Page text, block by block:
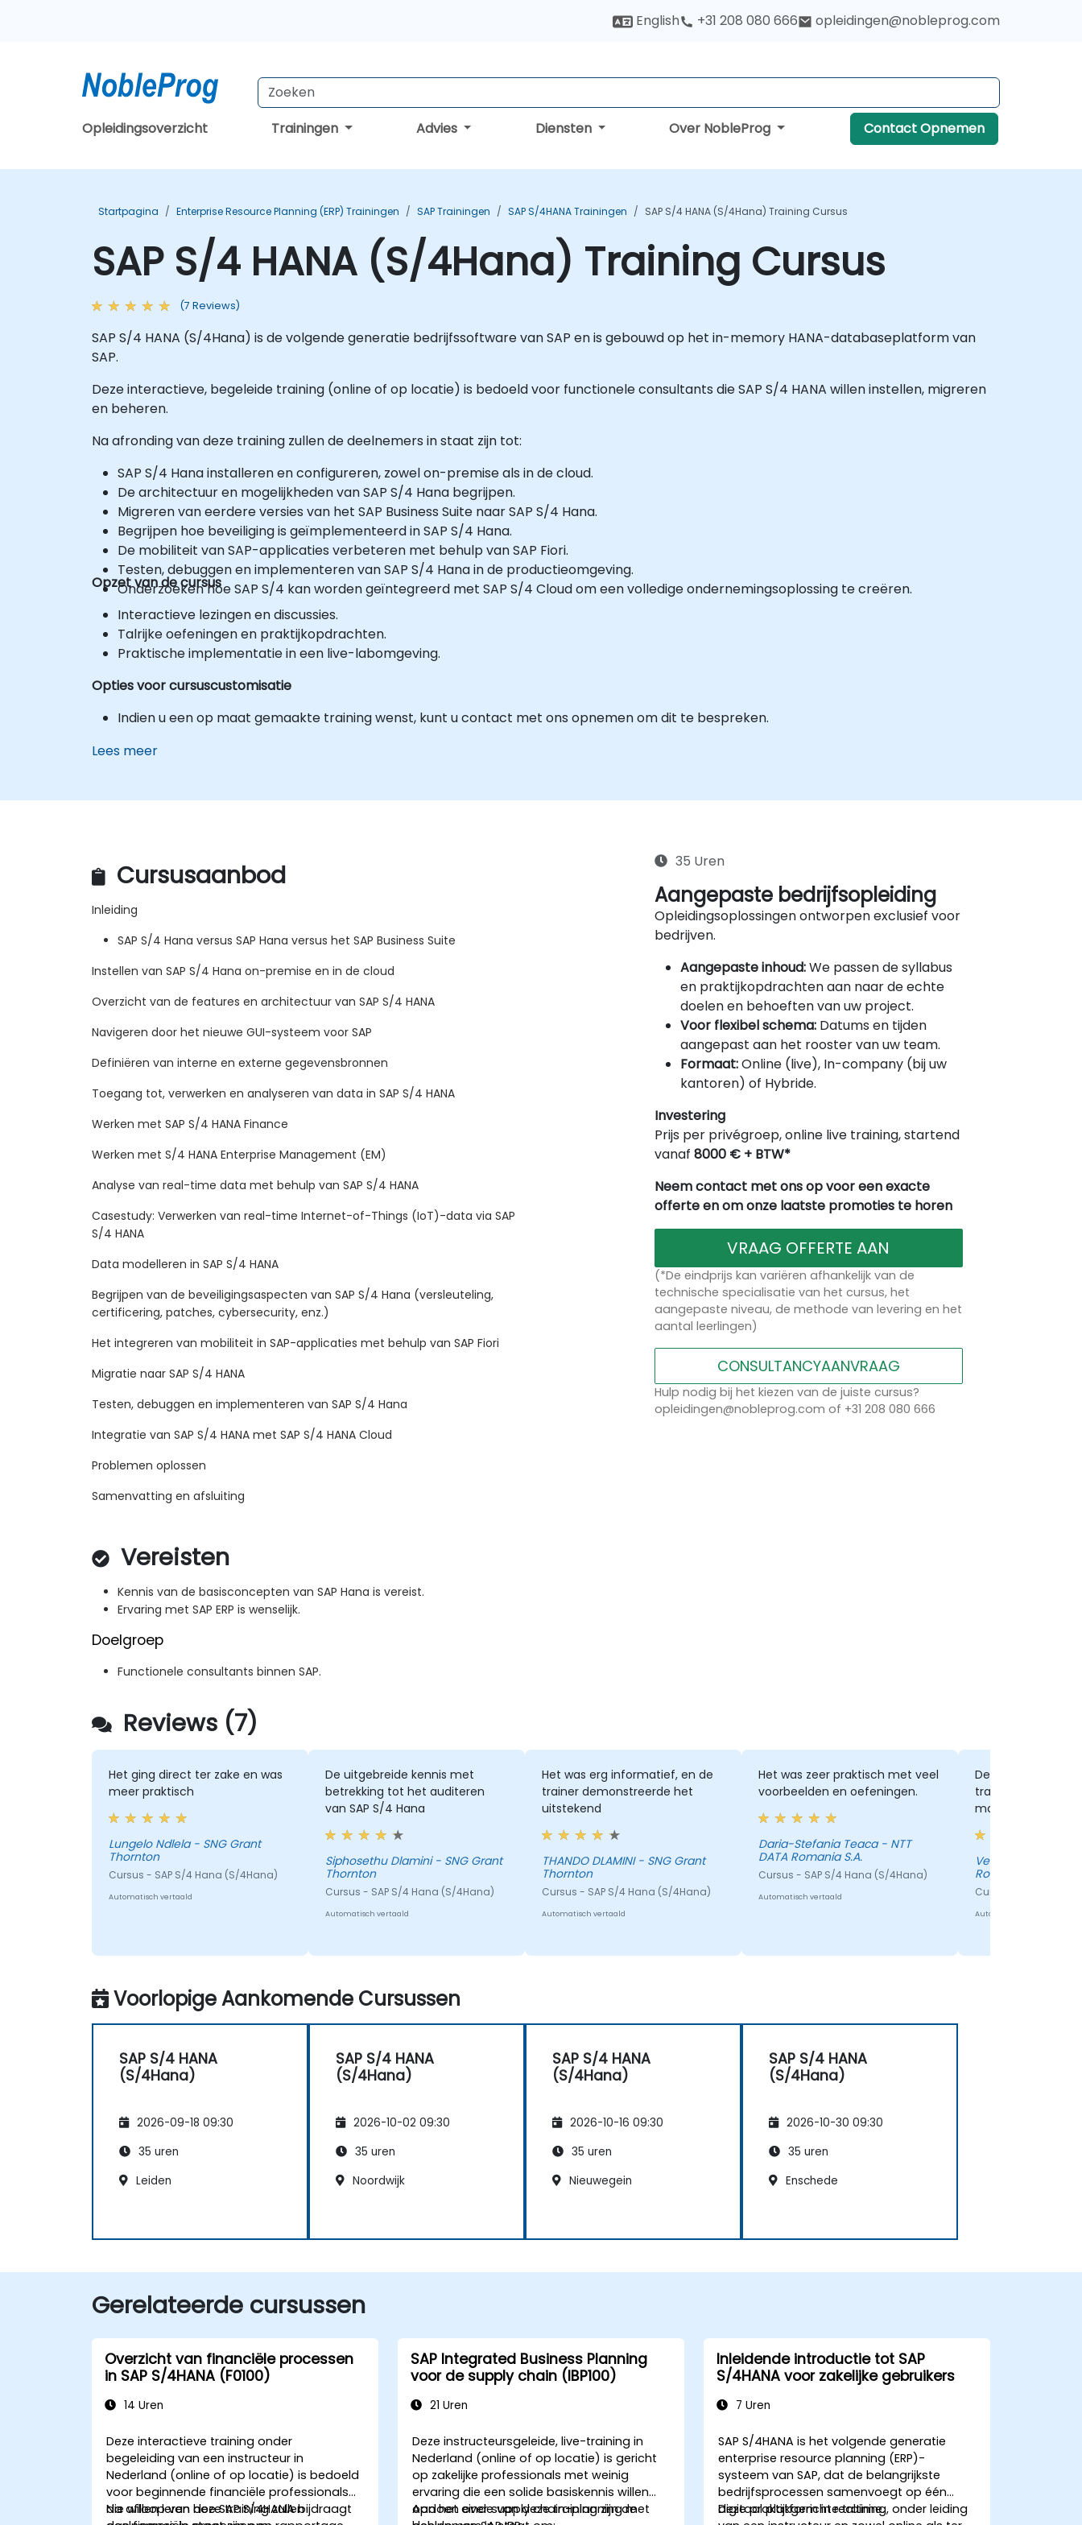
English +31 208 080 666 opleidingen@nobleprog.com
Opleidingsoverzicht Trainingen Advies Diensten Over NobleProg Contact Opnemen
Startpagina Enterprise Resource Planning (ERP) Trainingen SAP Trainingen SAP S/4HANA Trainingen SAP S/4 HANA (S/4Hana) Training Cursus
SAP S/4 HANA (S/4Hana) Training Cursus
(7 Reviews)
SAP S/4 HANA (S/4Hana) is de volgende generatie bedrijfssoftware van SAP en is gebouwd op het in-memory HANA-databaseplatform van
SAP.
Deze interactieve, begeleide training (online of op locatie) is bedoeld voor functionele consultants die SAP S/4 HANA willen instellen, migreren
en beheren.
Na afronding van deze training zullen de deelnemers in staat zijn tot:
SAP S/4 Hana installeren en configureren, zowel on-premise als in de cloud.
De architectuur en mogelijkheden van SAP S/4 Hana begrijpen.
Migreren van eerdere versies van het SAP Business Suite naar SAP S/4 Hana.
Begrijpen hoe beveiliging is geïmplementeerd in SAP S/4 Hana.
De mobiliteit van SAP-applicaties verbeteren met behulp van SAP Fiori.
Testen, debuggen en implementeren van SAP S/4 Hana in de productieomgeving.
Onderzoeken hoe SAP S/4 kan worden geïntegreerd met SAP S/4 Cloud om een volledige ondernemingsoplossing te creëren.
Opzet van de cursus
Interactieve lezingen en discussies.
Talrijke oefeningen en praktijkopdrachten.
Praktische implementatie in een live-labomgeving.
Opties voor cursuscustomisatie
Indien u een op maat gemaakte training wenst, kunt u contact met ons opnemen om dit te bespreken.
Lees meer
Cursusaanbod
Inleiding
SAP S/4 Hana versus SAP Hana versus het SAP Business Suite
Instellen van SAP S/4 Hana on-premise en in de cloud
Overzicht van de features en architectuur van SAP S/4 HANA
Navigeren door het nieuwe GUI-systeem voor SAP
Definiëren van interne en externe gegevensbronnen
Toegang tot, verwerken en analyseren van data in SAP S/4 HANA
Werken met SAP S/4 HANA Finance
Werken met S/4 HANA Enterprise Management (EM)
Analyse van real-time data met behulp van SAP S/4 HANA
Casestudy: Verwerken van real-time Internet-of-Things (IoT)-data via SAP
S/4 HANA
Data modelleren in SAP S/4 HANA
Begrijpen van de beveiligingsaspecten van SAP S/4 Hana (versleuteling,
certificering, patches, cybersecurity, enz.)
Het integreren van mobiliteit in SAP-applicaties met behulp van SAP Fiori
Migratie naar SAP S/4 HANA
Testen, debuggen en implementeren van SAP S/4 Hana
Integratie van SAP S/4 HANA met SAP S/4 HANA Cloud
Problemen oplossen
Samenvatting en afsluiting
Vereisten
Kennis van de basisconcepten van SAP Hana is vereist.
Ervaring met SAP ERP is wenselijk.
Doelgroep
Functionele consultants binnen SAP.
35 Uren
Aangepaste bedrijfsopleiding
Opleidingsoplossingen ontworpen exclusief voor
bedrijven.
Aangepaste inhoud:We passen de syllabus
en praktijkopdrachten aan naar de echte
doelen en behoeften van uw project.
Voor flexibel schema:Datums en tijden
aangepast aan het rooster van uw team.
Formaat:Online (live), In-company (bij uw
kantoren) of Hybride.
Investering
Prijs per privégroep, online live training, startend
vanaf 8000 € + BTW*
Neem contact met ons op voor een exacte
offerte en om onze laatste promoties te horen
VRAAG OFFERTE AAN
(*De eindprijs kan variëren afhankelijk van de
technische specialisatie van het cursus, het
aangepaste niveau, de methode van levering en het
aantal leerlingen)
CONSULTANCYAANVRAAG
Hulp nodig bij het kiezen van de juiste cursus?
opleidingen@nobleprog.com of +31 208 080 666
Reviews (7)
Het ging direct ter zake en was
meer praktisch
Lungelo Ndlela - SNG Grant
Thornton
Cursus - SAP S/4 Hana (S/4Hana)
Automatisch vertaald
De uitgebreide kennis met
betrekking tot het auditeren
van SAP S/4 Hana
Siphosethu Dlamini - SNG Grant
Thornton
Cursus - SAP S/4 Hana (S/4Hana)
Automatisch vertaald
Het was erg informatief, en de
trainer demonstreerde het
uitstekend
THANDO DLAMINI - SNG Grant
Thornton
Cursus - SAP S/4 Hana (S/4Hana)
Automatisch vertaald
Het was zeer praktisch met veel
voorbeelden en oefeningen.
Daria-Stefania Teaca - NTT
DATA Romania S.A.
Cursus - SAP S/4 Hana (S/4Hana)
Automatisch vertaald
De logische
training, de goed
materialen en
Vestale Magda -
Romania S.A.
Cursus - SAP S/4
Automatisch vertaald
Voorlopige Aankomende Cursussen
SAP S/4 HANA
(S/4Hana)
2026-09-18 09:30
35 uren
Leiden
SAP S/4 HANA
(S/4Hana)
2026-10-02 09:30
35 uren
Noordwijk
SAP S/4 HANA
(S/4Hana)
2026-10-16 09:30
35 uren
Nieuwegein
SAP S/4 HANA
(S/4Hana)
2026-10-30 09:30
35 uren
Enschede
Gerelateerde cursussen
Overzicht van financiële processen
in SAP S/4HANA (F0100)
14 Uren
Deze interactieve training onder
begeleiding van een instructeur in
Nederland (online of op locatie) is bedoeld
voor beginnende financiële professionals
die willen leren hoe SAP S/4HANA bijdraagt
Na afloop van deze training zullen
SAP Integrated Business Planning
voor de supply chain (IBP100)
21 Uren
Deze instructeursgeleide, live-training in
Nederland (online of op locatie) is gericht
op zakelijke professionals met weinig
ervaring die een solide basiskennis willen
opdoen over supply chain-planning met
Aan het einde van deze training zijn de
Inleidende introductie tot SAP
S/4HANA voor zakelijke gebruikers
7 Uren
SAP S/4HANA is het volgende generatie
enterprise resource planning (ERP)-
systeem van SAP, dat de belangrijkste
bedrijfsprocessen samenvoegt op één
digitaal platform in realtime.
Deze praktijkgerichte training, onder leiding